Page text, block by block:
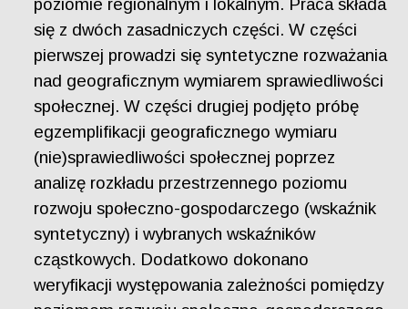
się z dwóch zasadniczych części. W części
pierwszej prowadzi się syntetyczne rozważania
nad geograficznym wymiarem sprawiedliwości
społecznej. W części drugiej podjęto próbę
egzemplifikacji geograficznego wymiaru
(nie)sprawiedliwości społecznej poprzez
analizę rozkładu przestrzennego poziomu
rozwoju społeczno-gospodarczego (wskaźnik
syntetyczny) i wybranych wskaźników
cząstkowych. Dodatkowo dokonano
weryfikacji występowania zależności pomiędzy